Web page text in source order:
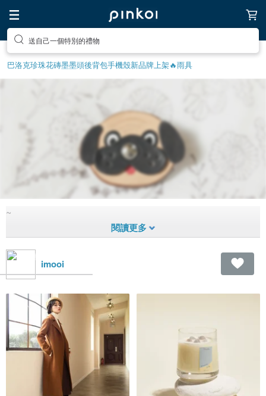
送自己一個特別的禮物
巴洛克珍珠花磚墨墨頭後背包手機殼新品牌上架🔥雨具
年前拼貼
~
imooi